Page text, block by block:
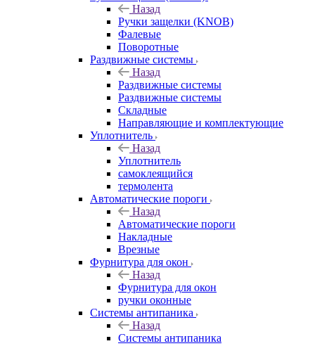
Назад
Ручки защелки (KNOB)
Фалевые
Поворотные
Раздвижные системы
Назад
Раздвижные системы
Раздвижные системы
Складные
Направляющие и комплектующие
Уплотнитель
Назад
Уплотнитель
самоклеящийся
термолента
Автоматические пороги
Назад
Автоматические пороги
Накладные
Врезные
Фурнитура для окон
Назад
Фурнитура для окон
ручки оконные
Системы антипаника
Назад
Системы антипаника